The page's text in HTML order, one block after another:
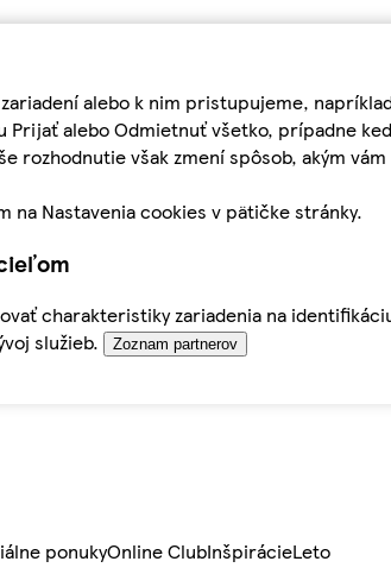
alebo k nim pristupujeme,
Prijať alebo Odmietnuť všetko, prípadne
rozhodnutie však zmení spôsob, akým
na Nastavenia cookies v pätičke stránky.
charakteristiky zariadenia na
služieb.
Zoznam partnerov
ponukyOnline ClubInšpirácieLeto